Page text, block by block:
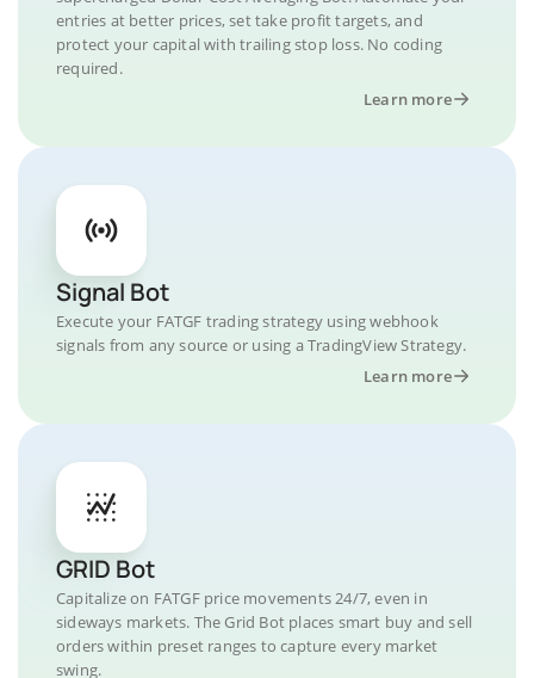
entries at better prices, set take profit targets, and
protect your capital with trailing stop loss. No coding
required.
Learn more
Signal Bot
Execute your FATGF trading strategy using webhook
signals from any source or using a TradingView Strategy.
Learn more
GRID Bot
Capitalize on FATGF price movements 24/7, even in
sideways markets. The Grid Bot places smart buy and sell
orders within preset ranges to capture every market
swing.